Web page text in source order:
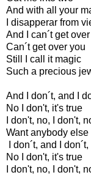
And with all your
I disapperar from
And I can´t get over
Can´t get over you
Still I call it magic
Such a precious
And I don´t, and I
No I don't, it's true
I don't, no, I don't,
Want anybody else
I don´t, and I
No I don't, it's true
I don't, no, I don't,